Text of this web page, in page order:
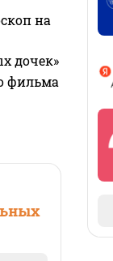
на
дочек»
фильма